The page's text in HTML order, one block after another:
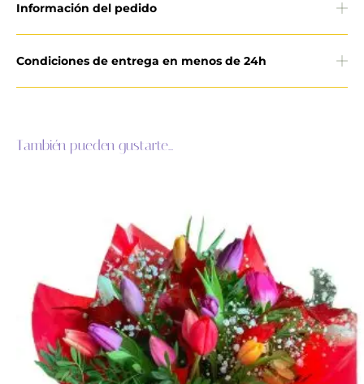
Información del pedido
Condiciones de entrega en menos de 24h
También pueden gustarte...